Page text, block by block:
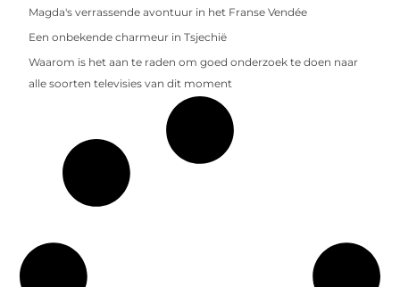
Magda's verrassende avontuur in het Franse Vendée
Een onbekende charmeur in Tsjechië
Waarom is het aan te raden om goed onderzoek te doen naar
alle soorten televisies van dit moment